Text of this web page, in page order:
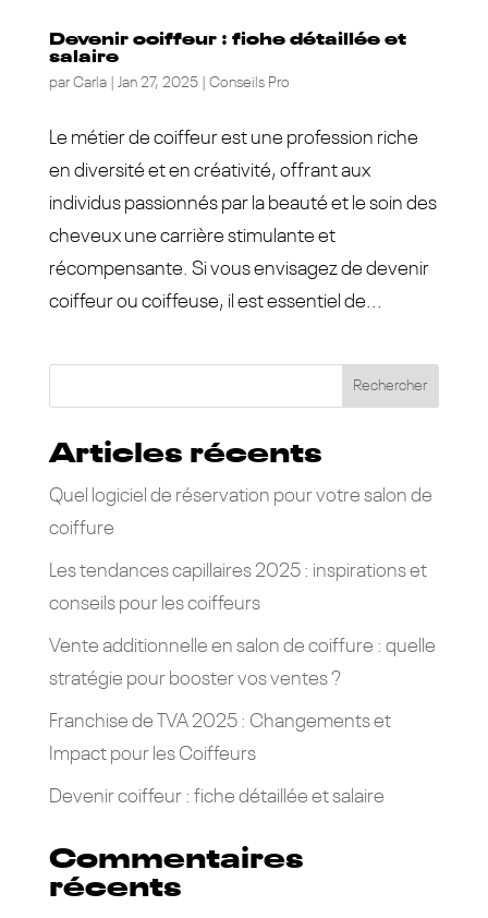
Devenir coiffeur : fiche détaillée et
salaire
par Carla| Jan 27, 2025| Conseils Pro
Le métier de coiffeur est une profession riche
en diversité et en créativité, offrant aux
individus passionnés par la beauté et le soin des
cheveux une carrière stimulante et
récompensante. Si vous envisagez de devenir
coiffeur ou coiffeuse, il est essentiel de...
Rechercher
Articles récents
Quel logiciel de réservation pour votre salon de
coiffure
Les tendances capillaires 2025 : inspirations et
conseils pour les coiffeurs
Vente additionnelle en salon de coiffure : quelle
stratégie pour booster vos ventes ?
Franchise de TVA 2025 : Changements et
Impact pour les Coiffeurs
Devenir coiffeur : fiche détaillée et salaire
Commentaires
récents